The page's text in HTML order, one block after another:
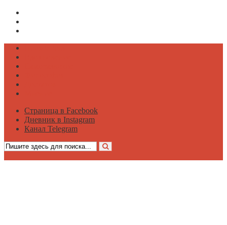
Страница в Facebook
Дневник в Instagram
Канал Telegram